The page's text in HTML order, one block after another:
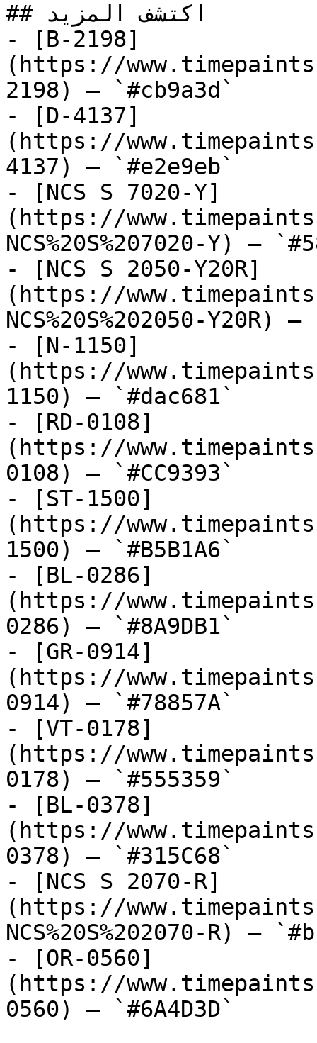
## اكتشف المزيد
- [B-2198]
(https://
2198) — `#cb9a3d`
- [D-4137]
(https://
4137) — `#e2e9eb`
- [NCS S 7020-Y]
(https://
NCS%20S%207020-Y) —
- [NCS S 2050-Y20R]
(https://
NCS%20S%202050-Y20R)
- [N-1150]
(https://
1150) — `#dac681`
- [RD-0108]
(https://
0108) — `#CC9393`
- [ST-1500]
(https://
1500) — `#B5B1A6`
- [BL-0286]
(https://
0286) — `#8A9DB1`
- [GR-0914]
(https://
0914) — `#78857A`
- [VT-0178]
(https://
0178) — `#555359`
- [BL-0378]
(https://
0378) — `#315C68`
- [NCS S 2070-R]
(https://
NCS%20S%202070-R) —
- [OR-0560]
(https://
0560) — `#6A4D3D`